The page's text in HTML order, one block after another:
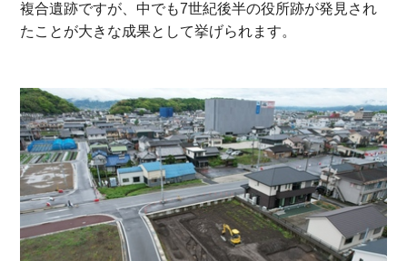
複合遺跡ですが、中でも7世紀後半の役所跡が発見され
たことが大きな成果として挙げられます。